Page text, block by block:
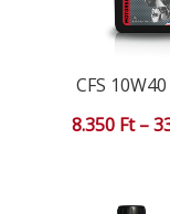
CFS
8.350 Ft –